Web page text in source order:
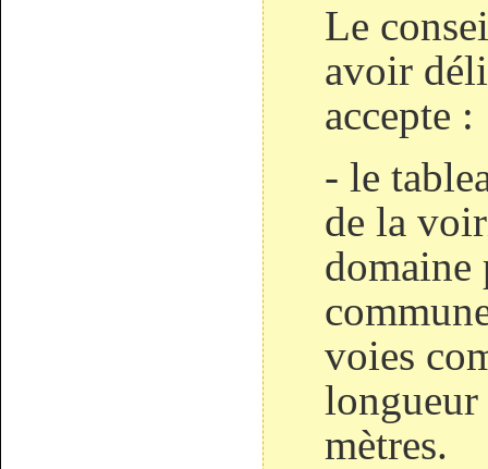
Le
avoir
accepte :
- le
de la
domaine
voies
mètres.